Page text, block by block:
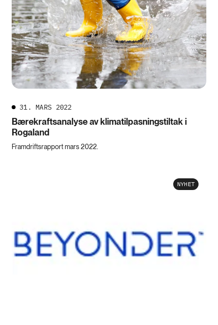
31. MARS 2022
Bærekraftsanalyse av klimatilpasningstiltak i
Rogaland
Framdriftsrapport mars 2022.
NYHET